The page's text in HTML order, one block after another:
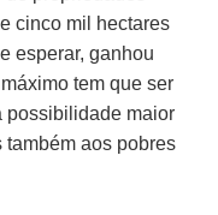
cinco mil hectares
esperar, ganhou
tem que ser
possibilidade maior
aos pobres